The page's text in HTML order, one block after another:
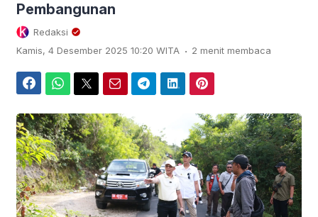
Pembangunan
Redaksi
Kamis, 4 Desember 2025 10:20 WITA . 2 menit membaca